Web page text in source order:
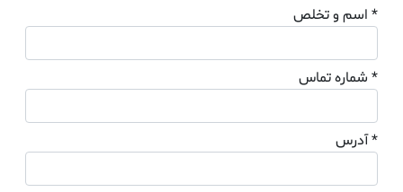
* اسم و تخلص
* شماره تماس
* آدرس